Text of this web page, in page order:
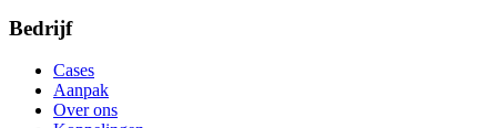
Bedrijf
Cases
Aanpak
Over ons